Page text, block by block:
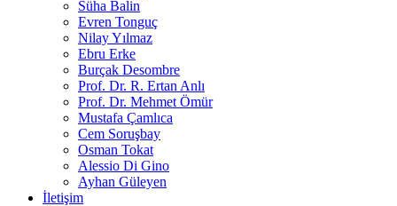
Süha Balin
Evren Tonguç
Nilay Yılmaz
Ebru Erke
Burçak Desombre
Prof. Dr. R. Ertan Anlı
Prof. Dr. Mehmet Ömür
Mustafa Çamlıca
Cem Soruşbay
Osman Tokat
Alessio Di Gino
Ayhan Güleyen
İletişim